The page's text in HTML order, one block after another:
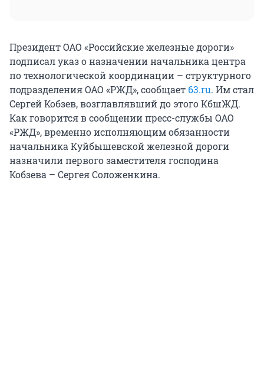
Президент ОАО «Российские железные дороги»
подписал указ о назначении начальника центра
по технологической координации – структурного
подразделения ОАО «РЖД», сообщает 63.ru. Им стал
Сергей Кобзев, возглавлявший до этого КбшЖД.
Как говорится в сообщении пресс-службы ОАО
«РЖД», временно исполняющим обязанности
начальника Куйбышевской железной дороги
назначили первого заместителя господина
Кобзева – Сергея Соложенкина.